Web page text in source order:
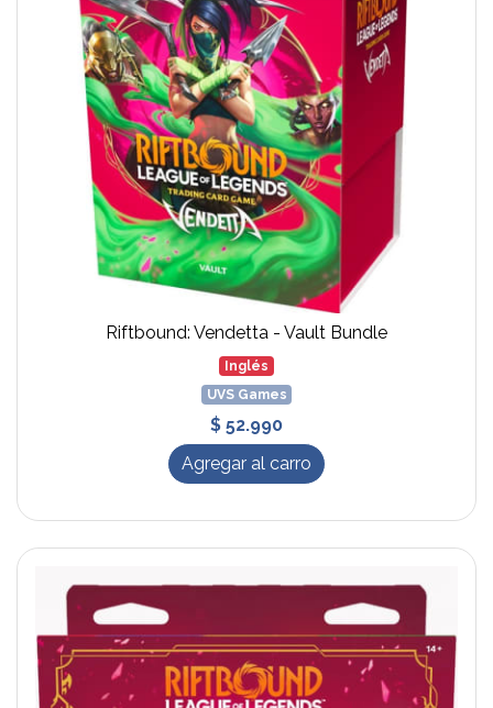
Riftbound: Vendetta - Vault Bundle
Inglés
UVS Games
$ 52.990
Agregar al carro